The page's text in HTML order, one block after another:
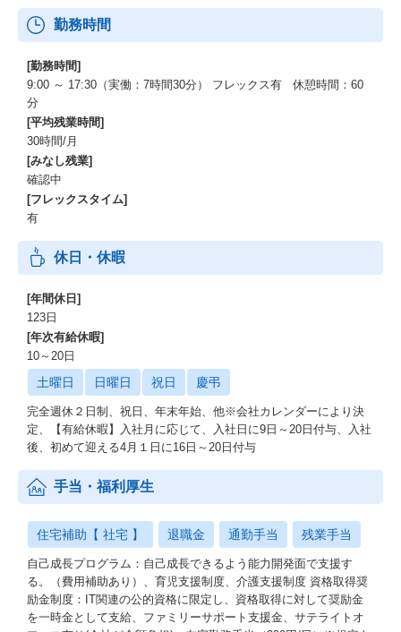
成を行っており、
興味があればSIEM運用、SOC運用、CSIRTなどセキュリティ関連
業務にも関与することができます。
・将来的にグループ全体のインフラ基盤全般の戦略企画業務を担
っていただくことが可能です。
同社について
■同社は、キリングループ会社の中で唯一の情報システム会社で
す。
キリングループ会社の経営戦略に基づき、ITを活用した事業戦略
の策定・推進や、システムの開発・運用・保守など様々なソリュ
ーションを提供しています。
高まっている状況下のため、人財育成にも力を入れておりスペシ
ャリスト、ジェネラリストとキャリアの選択をできるような人事
制度の改定を実施しております。
勤務時間
[勤務時間]
9:00 ～ 17:30（実働：7時間30分） フレックス有 休憩時間：60
分
[平均残業時間]
30時間/月
[みなし残業]
確認中
[フレックスタイム]
有
休日・休暇
[年間休日]
123日
[年次有給休暇]
10～20日
土曜日 日曜日 祝日 慶弔
完全週休２日制、祝日、年末年始、他※会社カレンダーにより決
定、【有給休暇】入社月に応じて、入社日に9日～20日付与、入社
後、初めて迎える4月１日に16日～20日付与
手当・福利厚生
住宅補助【 社宅 】 退職金 通勤手当 残業手当
自己成長プログラム：自己成長できるよう能力開発面で支援す
る。（費用補助あり）、育児支援制度、介護支援制度 資格取得奨
励金制度：IT関連の公的資格に限定し、資格取得に対して奨励金
を一時金として支給、ファミリーサポート支援金、サテライトオ